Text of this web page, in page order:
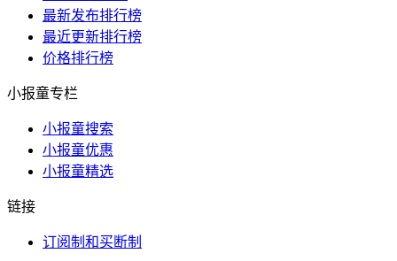
最新发布排行榜
最近更新排行榜
价格排行榜
小报童专栏
小报童搜索
小报童优惠
小报童精选
链接
订阅制和买断制